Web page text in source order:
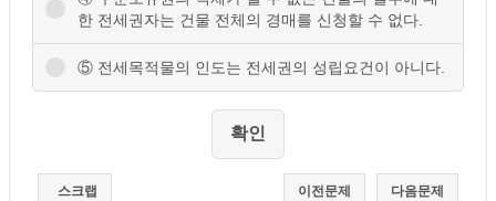
한 전세권자는 건물 전체의 경매를 신청할 수 없다.
⑤ 전세목적물의 인도는 전세권의 성립요건이 아니다.
스크랩 다음문제
이전문제